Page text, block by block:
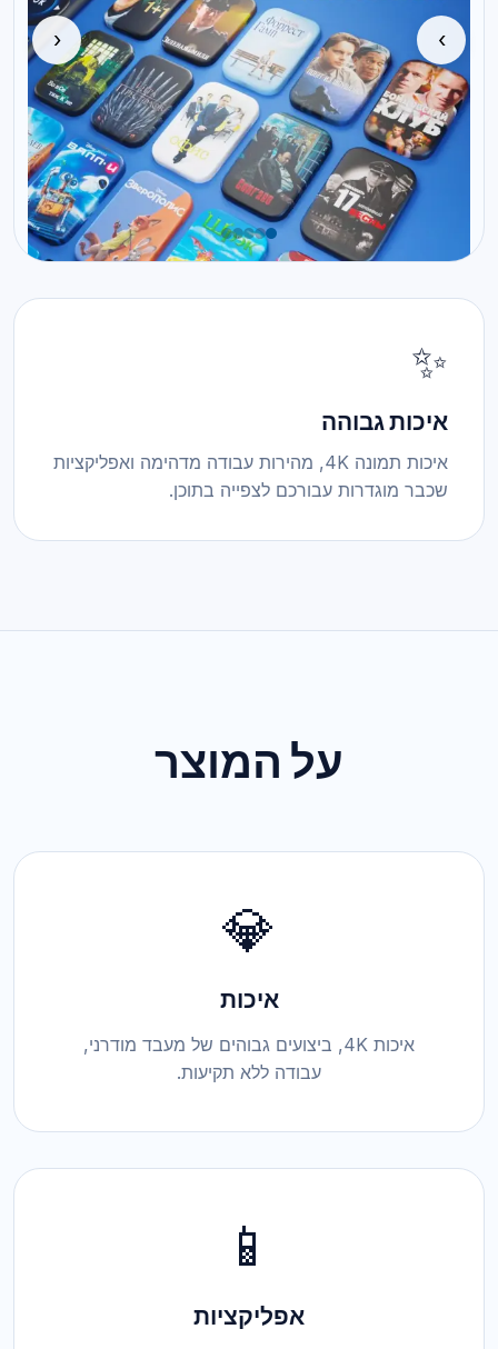
‹ ›
✨
איכות גבוהה
איכות תמונה 4K, מהירות עבודה מדהימה ואפליקציות
שכבר מוגדרות עבורכם לצפייה בתוכן.
על המוצר
💎
איכות
איכות 4K, ביצועים גבוהים של מעבד מודרני,
עבודה ללא תקיעות.
📱
אפליקציות